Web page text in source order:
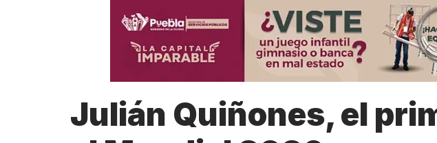
Julián Quiñones, el